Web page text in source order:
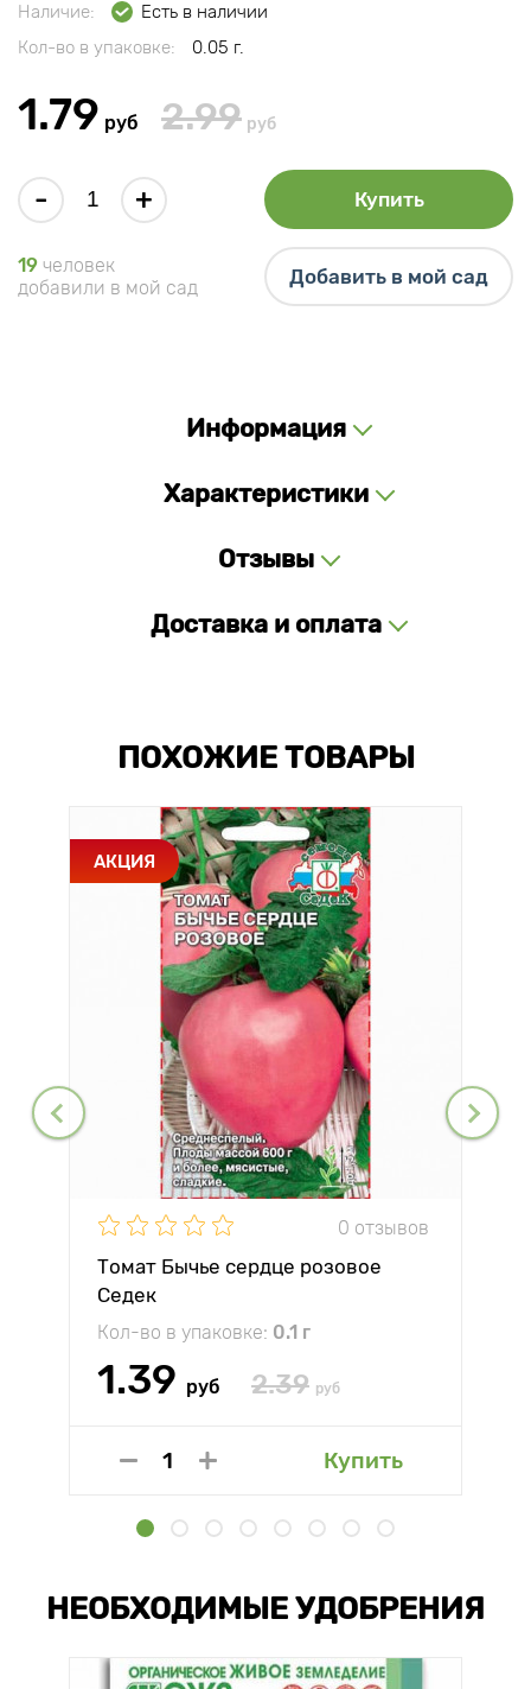
Наличие:
Есть в наличии
Кол-во в упаковке:
0.05 г.
1.79 руб 2.99 руб
- + Купить
19 человек
добавили в мой сад
Добавить в мой сад
Информация
Характеристики
Отзывы
Доставка и оплата
ПОХОЖИЕ ТОВАРЫ
АКЦИЯ
0 отзывов
Томат Бычье сердце розовое
Седек
Кол-во в упаковке: 0.1 г
1.39 руб 2.39 руб
Купить
НЕОБХОДИМЫЕ УДОБРЕНИЯ